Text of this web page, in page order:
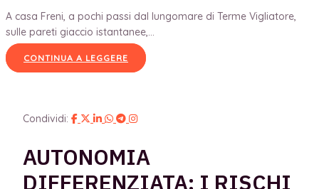
A casa Freni, a pochi passi dal lungomare di Terme Vigliatore,
sulle pareti giaccio istantanee,...
CONTINUA A LEGGERE
Condividi:
AUTONOMIA
DIFFERENZIATA: I RISCHI